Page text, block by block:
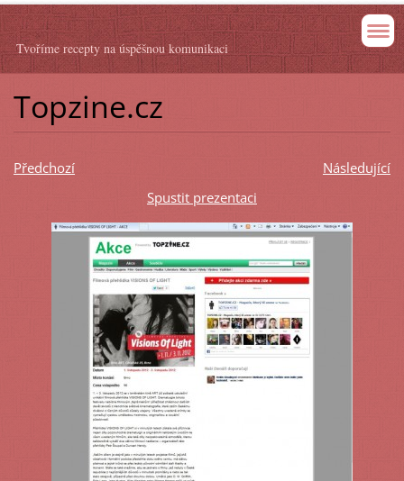
Tvoříme recepty na úspěšnou komunikaci
Topzine.cz
Předchozí
Následující
Spustit prezentaci